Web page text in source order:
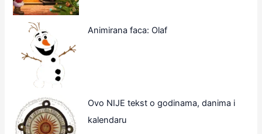
Animirana faca: Olaf
Ovo NIJE tekst o godinama, danima i
kalendaru